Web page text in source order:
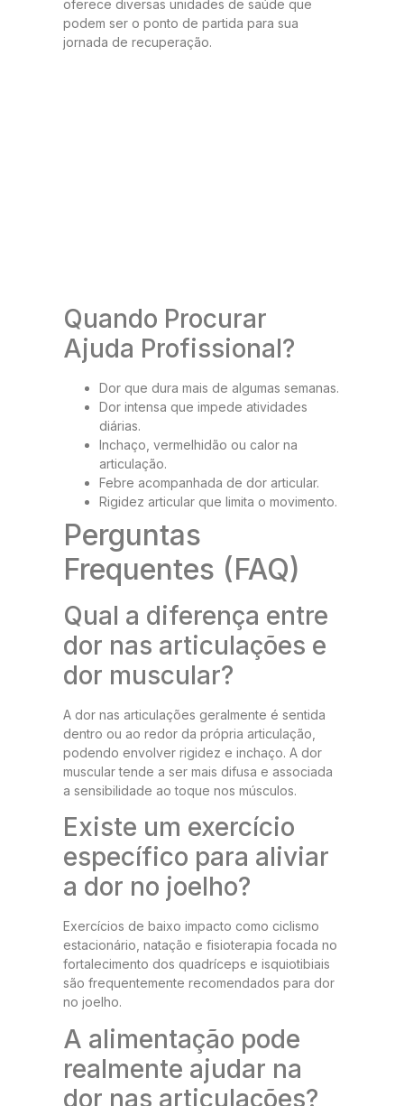
oferece diversas unidades de saúde que
podem ser o ponto de partida para sua
jornada de recuperação.
Quando Procurar
Ajuda Profissional?
Dor que dura mais de algumas semanas.
Dor intensa que impede atividades
diárias.
Inchaço, vermelhidão ou calor na
articulação.
Febre acompanhada de dor articular.
Rigidez articular que limita o movimento.
Perguntas
Frequentes (FAQ)
Qual a diferença entre
dor nas articulações e
dor muscular?
A dor nas articulações geralmente é sentida
dentro ou ao redor da própria articulação,
podendo envolver rigidez e inchaço. A dor
muscular tende a ser mais difusa e associada
a sensibilidade ao toque nos músculos.
Existe um exercício
específico para aliviar
a dor no joelho?
Exercícios de baixo impacto como ciclismo
estacionário, natação e fisioterapia focada no
fortalecimento dos quadríceps e isquiotibiais
são frequentemente recomendados para dor
no joelho.
A alimentação pode
realmente ajudar na
dor nas articulações?